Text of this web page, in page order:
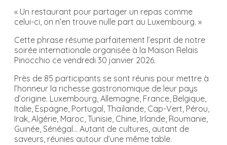
« Un restaurant pour partager un repas comme
celui-ci, on n’en trouve nulle part au Luxembourg. »
Cette phrase résume parfaitement l’esprit de notre
soirée internationale organisée à la Maison Relais
Pinocchio ce vendredi 30 janvier 2026.
Près de 85 participants se sont réunis pour mettre à
l’honneur la richesse gastronomique de leur pays
d’origine. Luxembourg, Allemagne, France, Belgique,
Italie, Espagne, Portugal, Thaïlande, Cap-Vert, Pérou,
Irak, Algérie, Maroc, Tunisie, Chine, Irlande, Roumanie,
Guinée, Sénégal… Autant de cultures, autant de
saveurs, réunies autour d’une même table.